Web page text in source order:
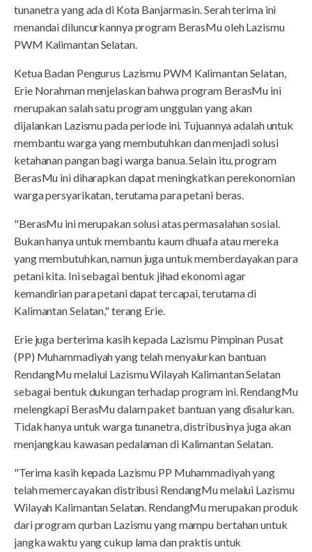
tunanetra yang ada di Kota Banjarmasin. Serah terima ini
menandai diluncurkannya program BerasMu oleh Lazismu
PWM Kalimantan Selatan.
Ketua Badan Pengurus Lazismu PWM Kalimantan Selatan,
Erie Norahman menjelaskan bahwa program BerasMu ini
merupakan salah satu program unggulan yang akan
dijalankan Lazismu pada periode ini. Tujuannya adalah untuk
membantu warga yang membutuhkan dan menjadi solusi
ketahanan pangan bagi warga banua. Selain itu, program
BerasMu ini diharapkan dapat meningkatkan perekonomian
warga persyarikatan, terutama para petani beras.
"BerasMu ini merupakan solusi atas permasalahan sosial.
Bukan hanya untuk membantu kaum dhuafa atau mereka
yang membutuhkan, namun juga untuk memberdayakan para
petani kita. Ini sebagai bentuk jihad ekonomi agar
kemandirian para petani dapat tercapai, terutama di
Kalimantan Selatan," terang Erie.
Erie juga berterima kasih kepada Lazismu Pimpinan Pusat
(PP) Muhammadiyah yang telah menyalurkan bantuan
RendangMu melalui Lazismu Wilayah Kalimantan Selatan
sebagai bentuk dukungan terhadap program ini. RendangMu
melengkapi BerasMu dalam paket bantuan yang disalurkan.
Tidak hanya untuk warga tunanetra, distribusinya juga akan
menjangkau kawasan pedalaman di Kalimantan Selatan.
"Terima kasih kepada Lazismu PP Muhammadiyah yang
telah memercayakan distribusi RendangMu melalui Lazismu
Wilayah Kalimantan Selatan. RendangMu merupakan produk
dari program qurban Lazismu yang mampu bertahan untuk
jangka waktu yang cukup lama dan praktis untuk